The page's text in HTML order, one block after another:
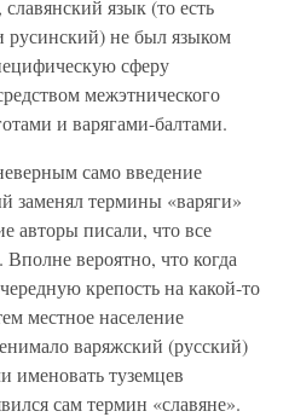
язык (то есть
русинский) не был языком
сферу
межэтнического
и варягами-балтами.
само введение
заменял термины «варяги»
авторы писали, что все
вероятно, что когда
крепость на какой-то
местное население
варяжский (русский)
именовать туземцев
сам термин «славяне».